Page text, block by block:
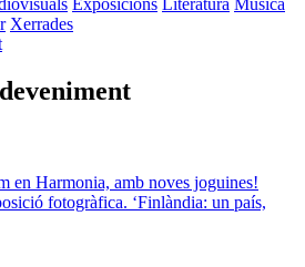
Xerrades
en Harmonia, amb noves joguines!
fotogràfica. ‘Finlàndia: un país,